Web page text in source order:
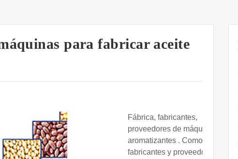
para fabricar aceite
Fábrica, fabricantes,
proveedores de máquinas
aromatizantes . Como
fabricantes y proveedores